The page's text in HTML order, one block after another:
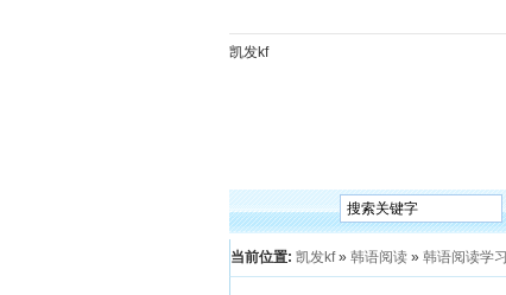
凯发kf
当前位置: 凯发kf» 韩语阅读 » 韩语阅读学习